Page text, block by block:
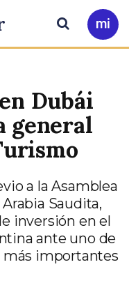
Ir
a
Buscar
Dubái
general
a la Asamblea
Saudita,
inversión en el
ante uno de
más importantes